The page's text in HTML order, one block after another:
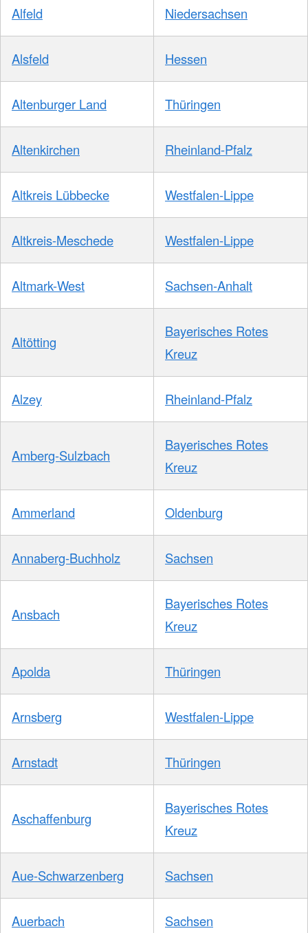
Alfeld Niedersachsen
Alsfeld Hessen
Altenburger Land Thüringen
Altenkirchen Rheinland-Pfalz
Altkreis Lübbecke Westfalen-Lippe
Altkreis-Meschede Westfalen-Lippe
Altmark-West Sachsen-Anhalt
Altötting
Bayerisches Rotes
Kreuz
Alzey Rheinland-Pfalz
Amberg-Sulzbach
Bayerisches Rotes
Kreuz
Ammerland Oldenburg
Annaberg-Buchholz Sachsen
Ansbach
Bayerisches Rotes
Kreuz
Apolda Thüringen
Arnsberg Westfalen-Lippe
Arnstadt Thüringen
Aschaffenburg
Bayerisches Rotes
Kreuz
Aue-Schwarzenberg Sachsen
Auerbach Sachsen